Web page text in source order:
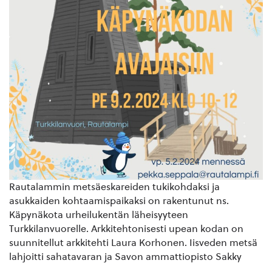
Rautalammin metsäeskareiden tukikohdaksi ja
asukkaiden kohtaamispaikaksi on rakentunut ns.
Käpynäkota urheilukentän läheisyyteen
Turkkilanvuorelle. Arkkitehtonisesti upean kodan on
suunnitellut arkkitehti Laura Korhonen. Iisveden metsä
lahjoitti sahatavaran ja Savon ammattiopisto Sakky